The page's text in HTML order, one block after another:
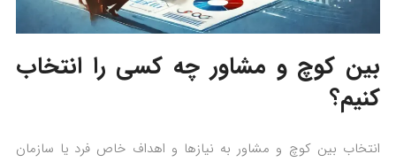
بین کوچ و مشاور چه کسی را انتخاب
کنیم؟
انتخاب بین کوچ و مشاور به نیازها و اهداف خاص فرد یا سازمان